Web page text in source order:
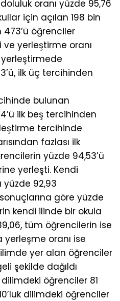
oranı yüzde 95,76
için açılan 198 bin
473’ü öğrenciler
yerleştirme oranı
yerleştirmede
ilk üç tercihinden
bulunan
ilk beş tercihinden
tercihinde
fazlası ilk
yüzde 94,53’ü
yerleşti. Kendi
yüzde 92,93
göre yüzde
kendi ilinde bir okula
tüm öğrencilerin ise
yerleşme oranı ise
yer alan öğrenciler
şekilde dağıldı
dilimdeki öğrenciler 81
dilimdeki öğrenciler